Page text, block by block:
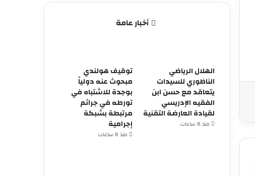
أخبار عامة
الهلال الرياضي
الناظوري للسيدات
يتعاقد مع حسن ابن
الفقيه الإدريسي
لقيادة العارضة التقنية
منذ 6 ساعات
توقيف هولندي
مبحوث عنه دولياً
بوجدة للاشتباه في
تورطه في جرائم
مرتبطة بشبكة
إجرامية
منذ 6 ساعات